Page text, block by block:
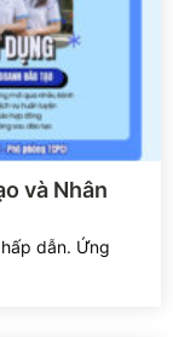
và Nhân
dẫn. Ứng